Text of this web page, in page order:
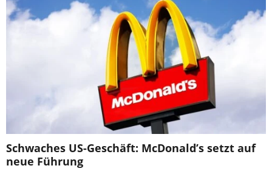
Schwaches US-Geschäft: McDonald’s setzt auf
neue Führung